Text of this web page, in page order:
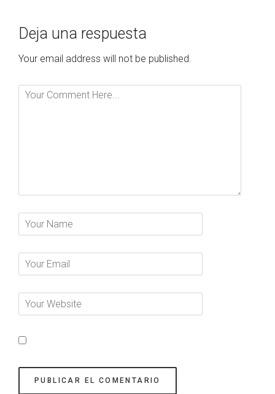
Deja una respuesta
Your email address will not be published.